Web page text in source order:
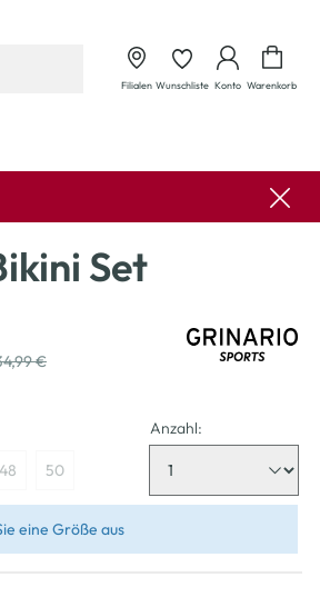
Filialen Wunschliste Konto Warenkorb
Set
€
48 50
Anzahl:
eine Größe aus